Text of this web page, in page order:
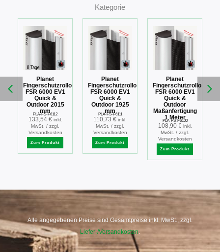
Kategorie
Planet
Fingerschutzrollo
FSR 6000 EV1
Quick &
Outdoor 2015
mm
PLA-FS-F6112
133,54 € inkl.
MwSt. / zzgl.
Versandkosten
Zum Produkt
Planet
Fingerschutzrollo
FSR 6000 EV1
Quick &
Outdoor 1925
mm
PLA-FS-F6111
110,73 € inkl.
MwSt. / zzgl.
Versandkosten
Zum Produkt
Planet
Fingerschutzrollo
FSR 6000 EV1
Quick &
Outdoor
Maßanfertigung
1 Meter
PLA-FS-F6100
108,90 € inkl.
MwSt. / zzgl.
Versandkosten
Zum Produkt
Alle angegebenen Preise sind Gesamtpreise inkl. MwSt., zzgl.
Liefer-/Versandkosten